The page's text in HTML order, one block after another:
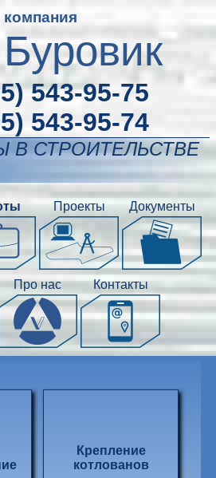
компания
Буровик
543-95-75
543-95-74
В СТРОИТЕЛЬСТВЕ
Проекты Документы
Про нас Контакты
Крепление
котлованов